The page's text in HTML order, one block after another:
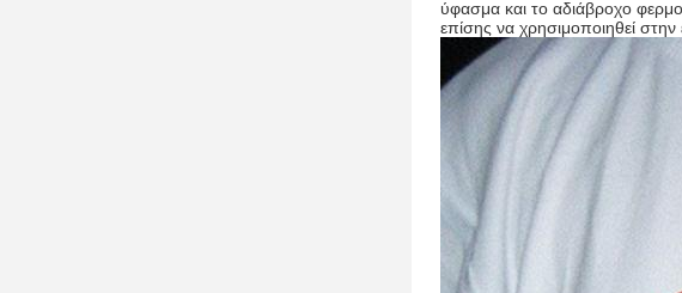
ύφασμα και το αδιάβροχο
επίσης να χρησιμοποιηθεί